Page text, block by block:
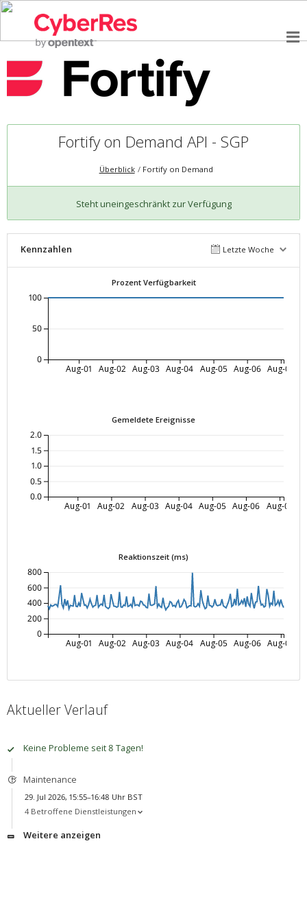
Fortify on Demand API - SGP
Überblick Fortify on Demand
Steht uneingeschränkt zur Verfügung
Kennzahlen Letzte Woche
Prozent Verfügbarkeit
Aug-01 Aug-02 Aug-03 Aug-04 Aug-05 Aug-06 Aug-07
0
50
100
Gemeldete Ereignisse
Aug-01 Aug-02 Aug-03 Aug-04 Aug-05 Aug-06 Aug-07
0.0
0.5
1.0
1.5
2.0
Reaktionszeit (ms)
Aug-01 Aug-02 Aug-03 Aug-04 Aug-05 Aug-06 Aug-07
0
200
400
600
800
Aktueller Verlauf
Keine Probleme seit 8 Tagen!
Maintenance
29. Jul 2026, 15:55–16:48 Uhr BST
4 Betroffene Dienstleistungen
Weitere anzeigen